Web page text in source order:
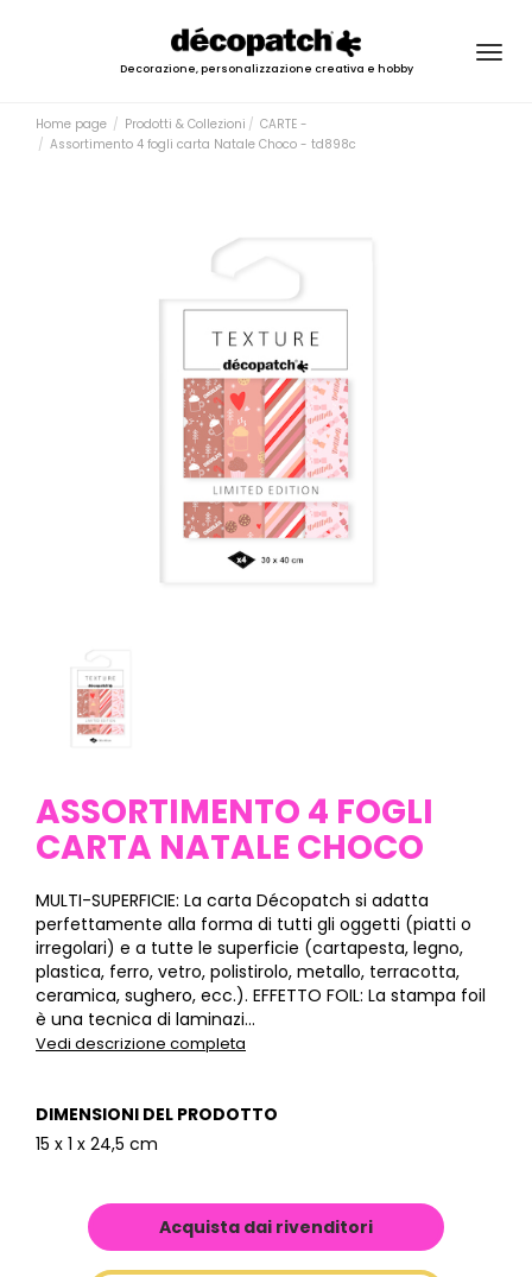
Decorazione, personalizzazione creativa e hobby
Home page Prodotti & Collezioni
CARTE -
Assortimento 4 fogli carta Natale Choco - td898c
ASSORTIMENTO 4 FOGLI
CARTA NATALE CHOCO
MULTI-SUPERFICIE: La carta Décopatch si adatta
perfettamente alla forma di tutti gli oggetti (piatti o
irregolari) e a tutte le superficie (cartapesta, legno,
plastica, ferro, vetro, polistirolo, metallo, terracotta,
ceramica, sughero, ecc.). EFFETTO FOIL: La stampa foil
è una tecnica di laminazi...
Vedi descrizione completa
DIMENSIONI DEL PRODOTTO
15 x 1 x 24,5 cm
Acquista dai rivenditori